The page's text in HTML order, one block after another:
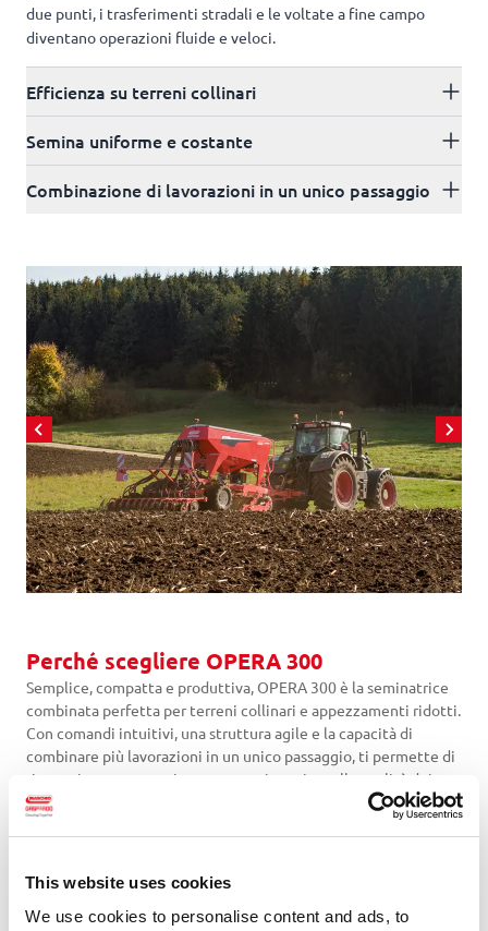
This website uses cookies
We use cookies to personalise content and ads, to
due punti, i trasferimenti stradali e le voltate a fine campo
diventano operazioni fluide e veloci.
Efficienza su terreni collinari
Semina uniforme e costante
Combinazione di lavorazioni in un unico passaggio
Perché scegliere OPERA 300
Semplice, compatta e produttiva, OPERA 300 è la seminatrice
combinata perfetta per terreni collinari e appezzamenti ridotti.
Con comandi intuitivi, una struttura agile e la capacità di
combinare più lavorazioni in un unico passaggio, ti permette di
risparmiare tempo e risorse senza rinunciare alla qualità dei
risultati anche in ottica di Precision Farming.